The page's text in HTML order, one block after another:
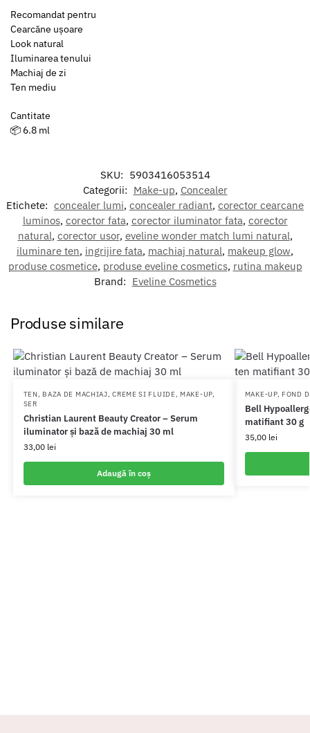
Recomandat pentru
Cearcăne ușoare
Look natural
Iluminarea tenului
Machiaj de zi
Ten mediu
Cantitate
📦 6.8 ml
SKU: 5903416053514
Categorii: Make-up, Concealer
Etichete: concealer lumi, concealer radiant, corector cearcane
luminos, corector fata, corector iluminator fata, corector
natural, corector usor, eveline wonder match lumi natural,
iluminare ten, ingrijire fata, machiaj natural, makeup glow,
produse cosmetice, produse eveline cosmetics, rutina makeup
Brand: Eveline Cosmetics
Produse similare
TEN, BAZA DE MACHIAJ,CREME SI FLUIDE, MAKE-UP,
SER
Christian Laurent Beauty Creator – Serum
iluminator și bază de machiaj 30 ml
33,00 lei
Adaugă în coș
MAKE-UP, FOND
Bell
matifiant 30 g
35,00 lei